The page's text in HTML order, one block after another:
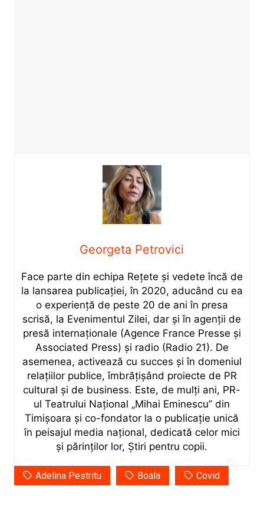
Georgeta Petrovici
Face parte din echipa Rețete și vedete încă de
la lansarea publicației, în 2020, aducând cu ea
o experiență de peste 20 de ani în presa
scrisă, la Evenimentul Zilei, dar și în agenții de
presă internaționale (Agence France Presse și
Associated Press) și radio (Radio 21). De
asemenea, activează cu succes și în domeniul
relațiilor publice, îmbrățișând proiecte de PR
cultural și de business. Este, de mulți ani, PR-
ul Teatrului Național „Mihai Eminescu” din
Timișoara și co-fondator la o publicație unică
în peisajul media național, dedicată celor mici
și părinților lor, Știri pentru copii.
Adelina Pestritu Boala Covid